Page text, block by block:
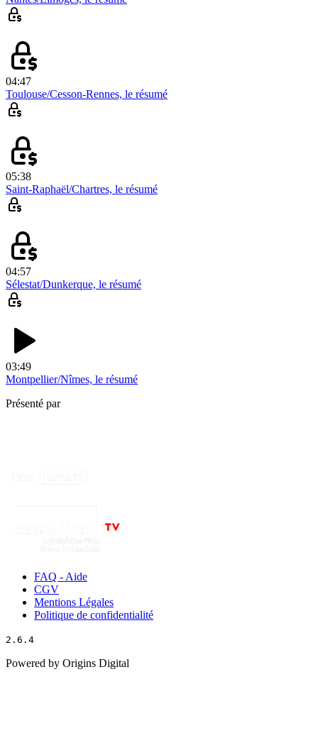
04:47
Toulouse/Cesson-Rennes, le résumé
05:38
Saint-Raphaël/Chartres, le résumé
04:57
Sélestat/Dunkerque, le résumé
03:49
Montpellier/Nîmes, le résumé
Présenté par
FAQ - Aide
CGV
Mentions Légales
Politique de confidentialité
2.6.4
Powered by Origins Digital